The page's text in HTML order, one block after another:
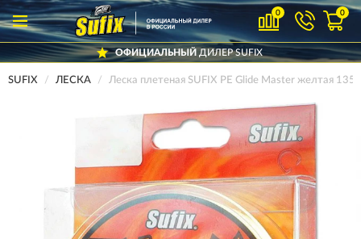
0 0
ОФИЦИАЛЬНЫЙ ДИЛЕР SUFIX
SUFIX ЛЕСКА Леска плетеная SUFIX PE Glide Master желтая